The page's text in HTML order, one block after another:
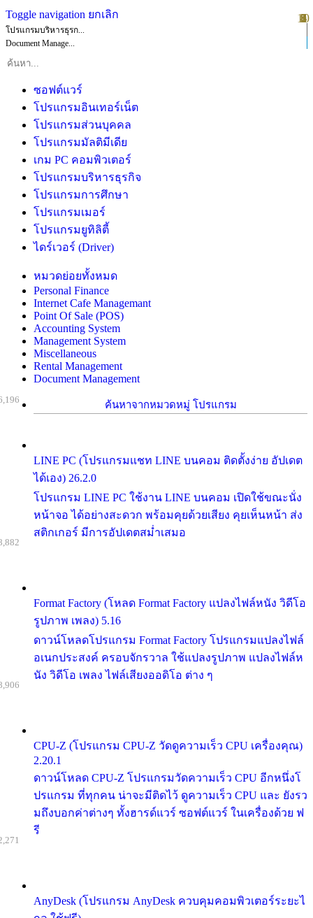
Toggle navigation ยกเลิก
โปรแกรมบริหารธุรก...
Document Manage...
ซอฟต์แวร์
โปรแกรมอินเทอร์เน็ต
โปรแกรมส่วนบุคคล
โปรแกรมมัลติมีเดีย
เกม PC คอมพิวเตอร์
โปรแกรมบริหารธุรกิจ
โปรแกรมการศึกษา
โปรแกรมเมอร์
โปรแกรมยูทิลิตี้
ไดร์เวอร์ (Driver)
หมวดย่อยทั้งหมด
Personal Finance
Internet Cafe Managemant
Point Of Sale (POS)
Accounting System
Management System
Miscellaneous
Rental Management
Document Management
ค้นหาจากหมวดหมู่ โปรแกรม
LINE PC (โปรแกรมแชท LINE บนคอม ติดตั้งง่าย อัปเดต
ได้เอง) 26.2.0
โปรแกรม LINE PC ใช้งาน LINE บนคอม เปิดใช้ขณะนั่ง
หน้าจอ ได้อย่างสะดวก พร้อมคุยด้วยเสียง คุยเห็นหน้า ส่ง
สติกเกอร์ มีการอัปเดตสม่ำเสมอ
Format Factory (โหลด Format Factory แปลงไฟล์หนัง วิดีโอ
รูปภาพ เพลง) 5.16
ดาวน์โหลดโปรแกรม Format Factory โปรแกรมแปลงไฟล์
อเนกประสงค์ ครอบจักรวาล ใช้แปลงรูปภาพ แปลงไฟล์ห
นัง วิดีโอ เพลง ไฟล์เสียงออดิโอ ต่าง ๆ
CPU-Z (โปรแกรม CPU-Z วัดดูความเร็ว CPU เครื่องคุณ)
2.20.1
ดาวน์โหลด CPU-Z โปรแกรมวัดความเร็ว CPU อีกหนึ่งโ
ปรแกรม ที่ทุกคน น่าจะมีติดไว้ ดูความเร็ว CPU และ ยังรว
มถึงบอกค่าต่างๆ ทั้งฮารด์แวร์ ซอฟต์แวร์ ในเครื่องด้วย ฟ
รี
AnyDesk (โปรแกรม AnyDesk ควบคุมคอมพิวเตอร์ระยะไ
1
2
3
4
5
6
7
8
9
10